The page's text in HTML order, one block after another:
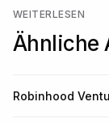
WEITERLESEN
Ähnliche
Robinhood